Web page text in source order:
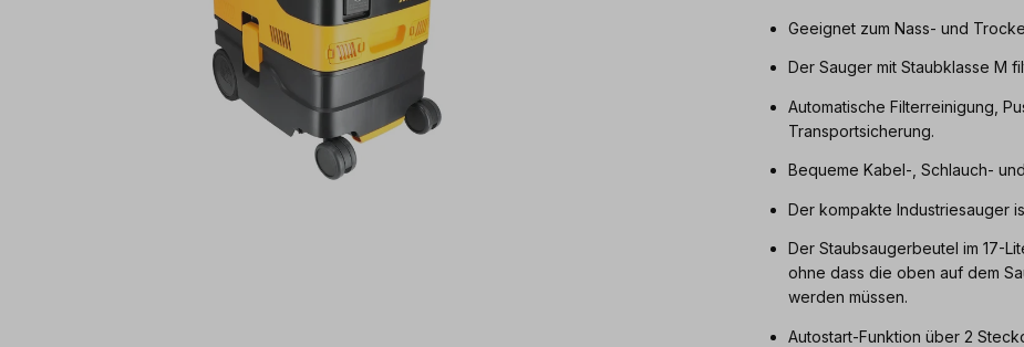
Geeignet zum Nass- und
Der Sauger mit Staubklasse M
Automatische Filterreinigung,
Transportsicherung.
Bequeme Kabel-, Schlauch-
Der kompakte Industriesauger
Der Staubsaugerbeutel im 17-
ohne dass die oben auf dem
werden müssen.
Autostart-Funktion über 2